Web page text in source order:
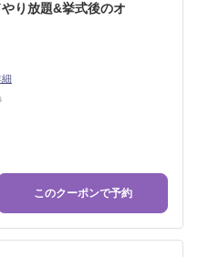
り放題&挙式後のオ
細
このクーポンで予約